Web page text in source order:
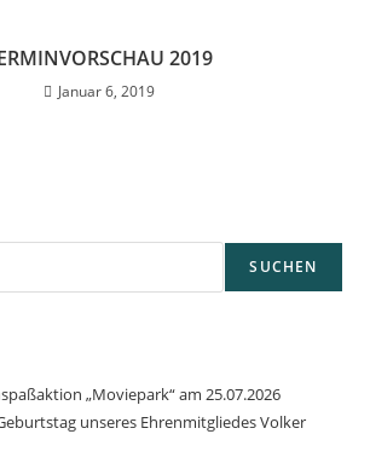
2019
Januar 6, 2019
SUCHEN
„Moviepark“ am 25.07.2026
unseres Ehrenmitgliedes Volker